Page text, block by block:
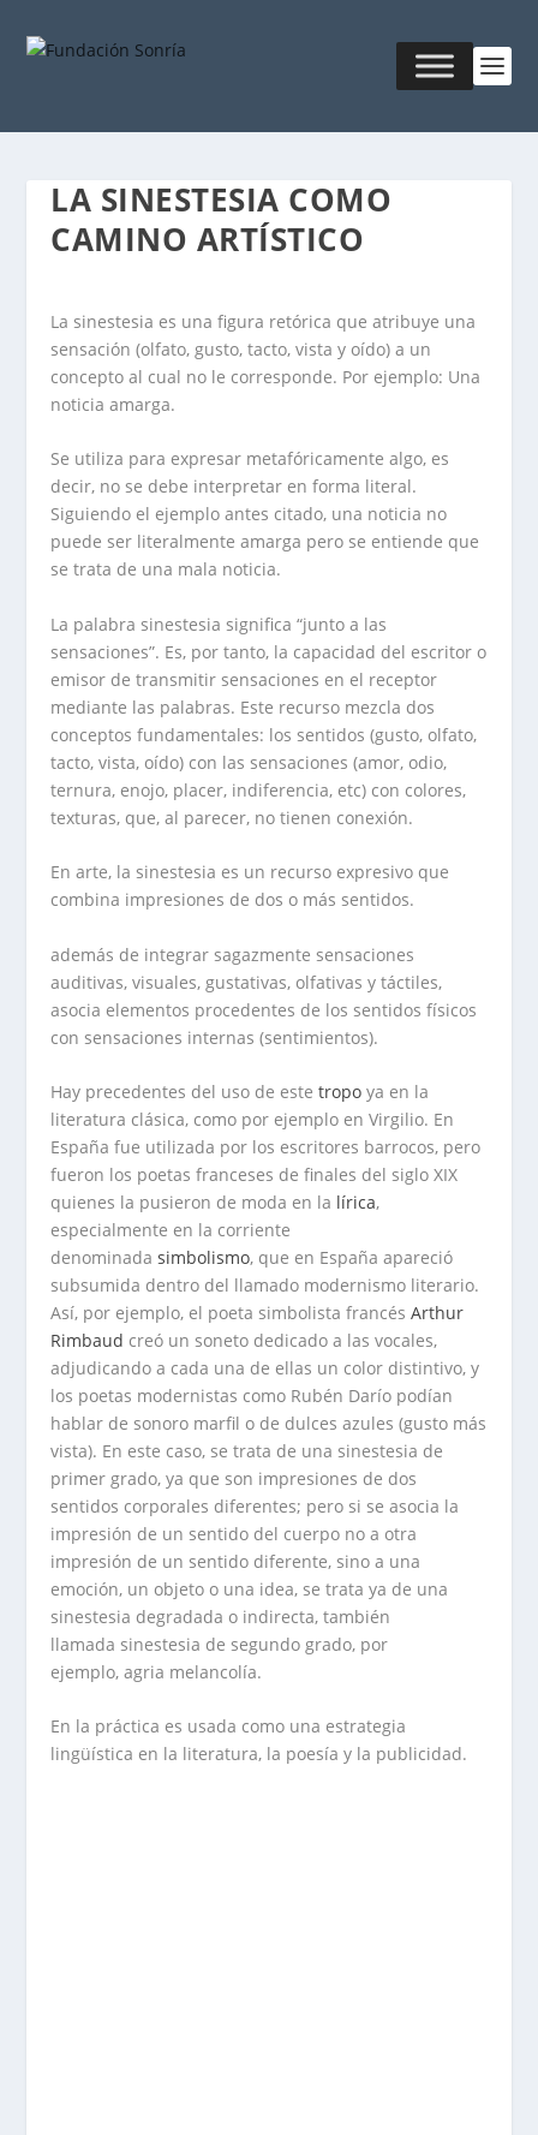
LA SINESTESIA COMO
CAMINO ARTÍSTICO
La sinestesia es una figura retórica que atribuye una
sensación (olfato, gusto, tacto, vista y oído) a un
concepto al cual no le corresponde. Por ejemplo: Una
noticia amarga.
Se utiliza para expresar metafóricamente algo, es
decir, no se debe interpretar en forma literal.
Siguiendo el ejemplo antes citado, una noticia no
puede ser literalmente amarga pero se entiende que
se trata de una mala noticia.
La palabra sinestesia significa “junto a las
sensaciones”. Es, por tanto, la capacidad del escritor o
emisor de transmitir sensaciones en el receptor
mediante las palabras. Este recurso mezcla dos
conceptos fundamentales: los sentidos (gusto, olfato,
tacto, vista, oído) con las sensaciones (amor, odio,
ternura, enojo, placer, indiferencia, etc) con colores,
texturas, que, al parecer, no tienen conexión.
En arte, la sinestesia es un recurso expresivo que
combina impresiones de dos o más sentidos.
además de integrar sagazmente sensaciones
auditivas, visuales, gustativas, olfativas y táctiles,
asocia elementos procedentes de los sentidos físicos
con sensaciones internas (sentimientos).
Hay precedentes del uso de estetropo ya en la
literatura clásica, como por ejemplo en Virgilio. En
España fue utilizada por los escritores barrocos, pero
fueron los poetas franceses de finales del siglo XIX
quienes la pusieron de moda en la lírica,
especialmente en la corriente
denominadasimbolismo, que en España apareció
subsumida dentro del llamado modernismo literario.
Así, por ejemplo, el poeta simbolista francésArthur
Rimbaud creó un soneto dedicado a las vocales,
adjudicando a cada una de ellas un color distintivo, y
los poetas modernistas como Rubén Darío podían
hablar de sonoro marfil o de dulces azules (gusto más
vista). En este caso, se trata de una sinestesia de
primer grado, ya que son impresiones de dos
sentidos corporales diferentes; pero si se asocia la
impresión de un sentido del cuerpo no a otra
impresión de un sentido diferente, sino a una
emoción, un objeto o una idea, se trata ya de una
sinestesia degradada o indirecta, también
llamada sinestesia de segundo grado, por
ejemplo,agria melancolía.
En la práctica es usada como una estrategia
lingüística en la literatura, la poesía y la publicidad.